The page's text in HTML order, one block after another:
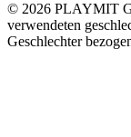
© 2026 PLAYMIT
verwendeten
Geschlechter